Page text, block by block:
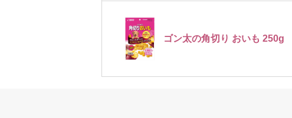
ゴン太の角切り おいも 250g